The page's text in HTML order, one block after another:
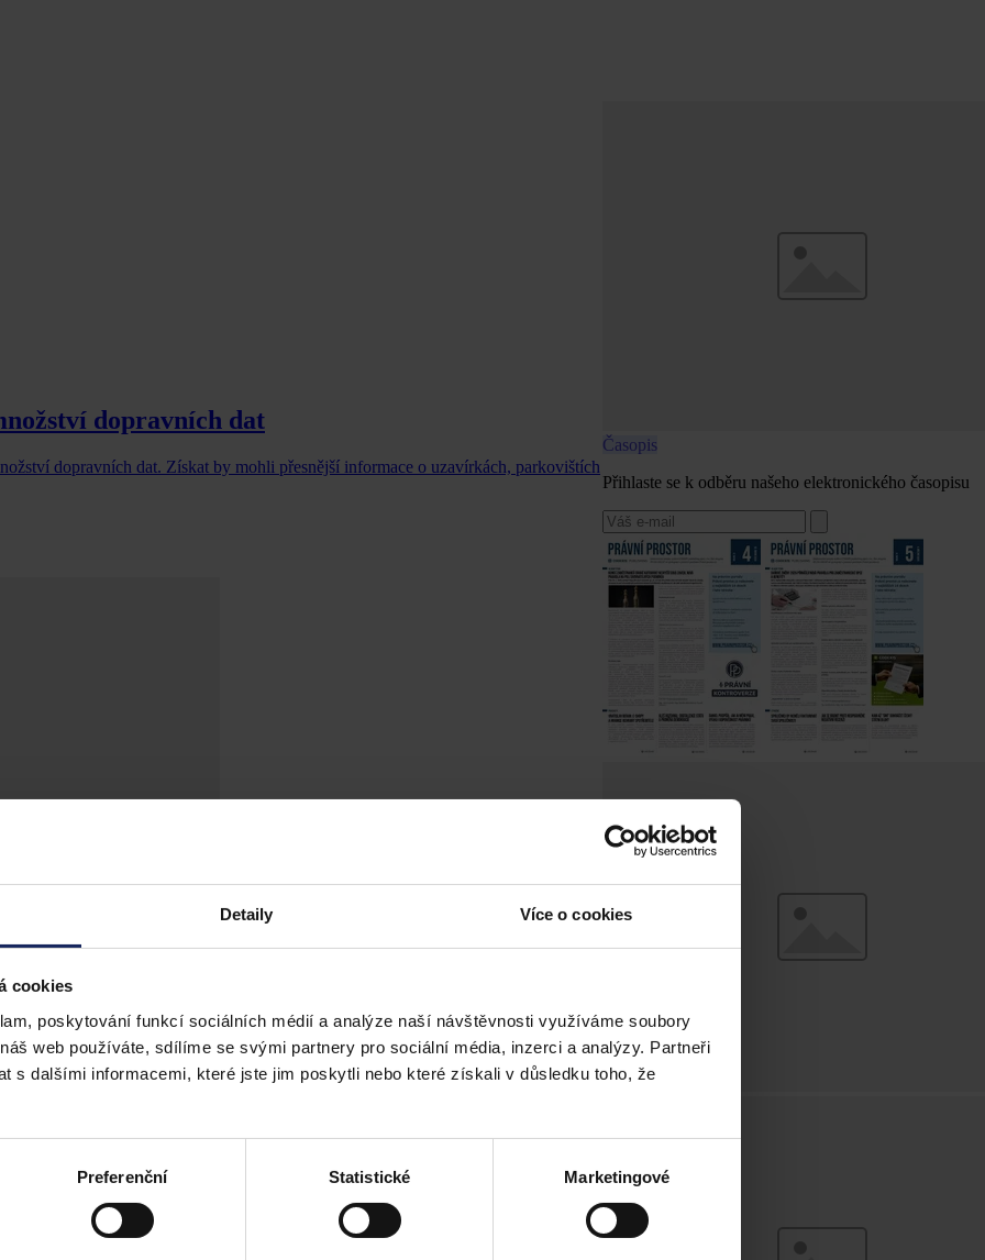
Detaily Více o cookies
cookies
poskytování funkcí sociálních médií a analýze naší návštěvnosti využíváme soubory
web používáte, sdílíme se svými partnery pro sociální média, inzerci a analýzy. Partneři
s dalšími informacemi, které jste jim poskytli nebo které získali v důsledku toho, že
Preferenční Statistické Marketingové
dopravních dat
dopravních dat. Získat by mohli přesnější informace o uzavírkách, parkovištích
právním řádu
poprvé systematičtěji legislativně uchopena možnost provozu motorových
pojal? To se pokusím v následujících řádcích přiblížit.
Časopis
Přihlaste se k odběru našeho elektronického časopisu